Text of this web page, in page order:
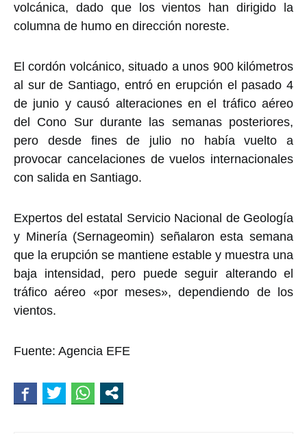
volcánica, dado que los vientos han dirigido la
columna de humo en dirección noreste.
El cordón volcánico, situado a unos 900 kilómetros
al sur de Santiago, entró en erupción el pasado 4
de junio y causó alteraciones en el tráfico aéreo
del Cono Sur durante las semanas posteriores,
pero desde fines de julio no había vuelto a
provocar cancelaciones de vuelos internacionales
con salida en Santiago.
Expertos del estatal Servicio Nacional de Geología
y Minería (Sernageomin) señalaron esta semana
que la erupción se mantiene estable y muestra una
baja intensidad, pero puede seguir alterando el
tráfico aéreo «por meses», dependiendo de los
vientos.
Fuente: Agencia EFE